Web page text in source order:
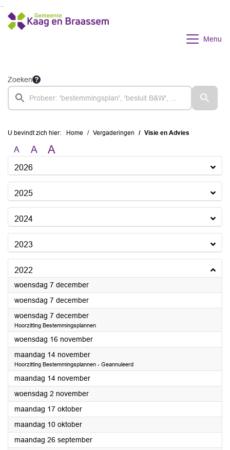
Ga naar de inhoud van deze pagina
Ga naar het zoeken
Ga naar het menu
Menu
Zoeken
U bevindt zich hier: Home Vergaderingen Visie en Advies
A A A
2026
2025
2024
2023
2022
woensdag 7 december2022
woensdag 7 december2022
woensdag 7 december2022
Hoorzitting Bestemmingsplannen
woensdag 16 november2022
maandag 14 november2022
Hoorzitting Bestemmingsplannen - Geannuleerd
maandag 14 november2022
woensdag 2 november2022
maandag 17 oktober2022
maandag 10 oktober2022
maandag 26 september2022